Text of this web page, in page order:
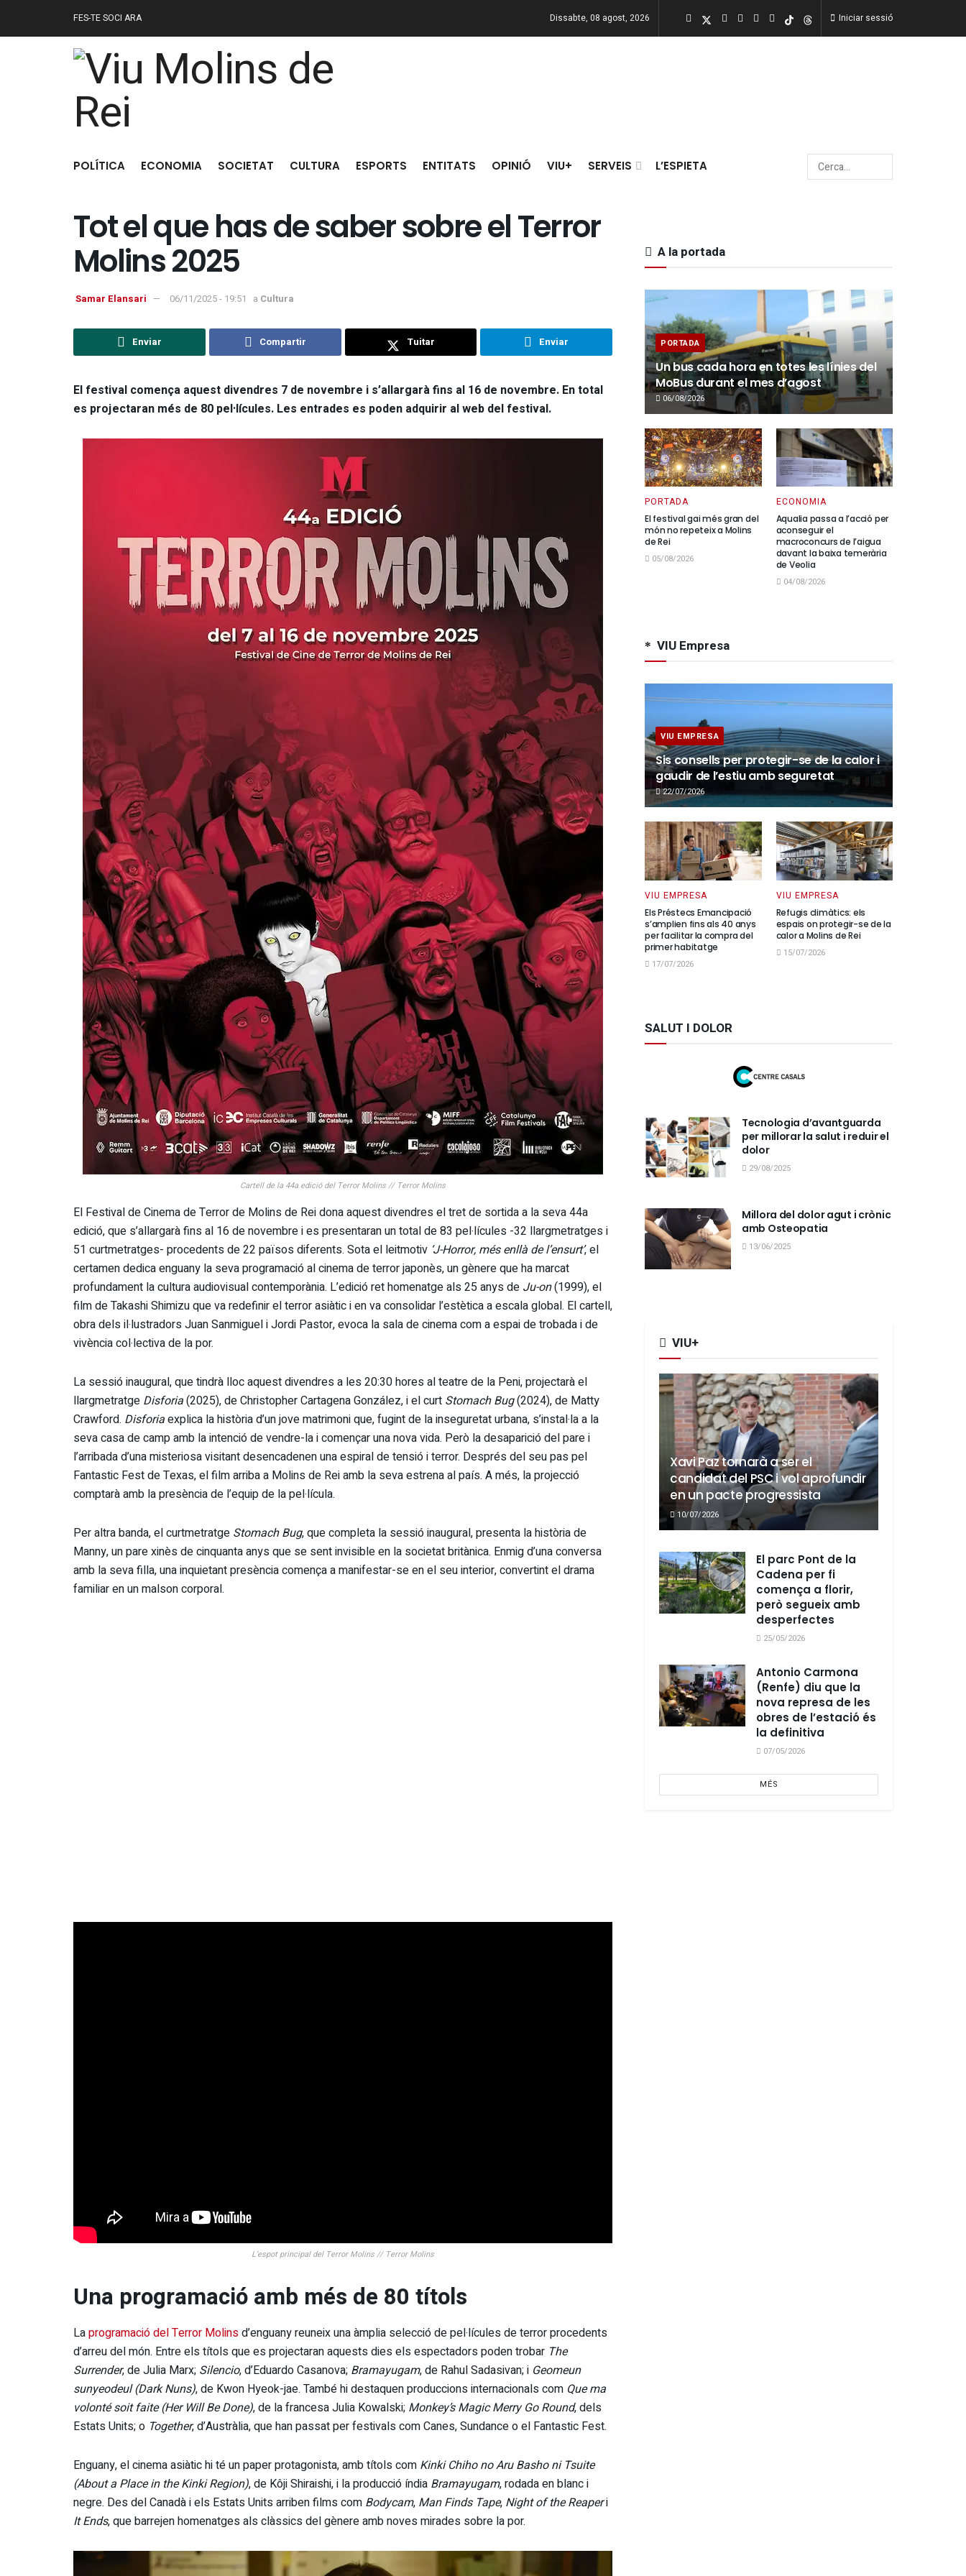
FES-TE SOCI ARA Dissabte, 08 agost, 2026 Iniciar sessió
POLÍTICA ECONOMIA SOCIETAT CULTURA ESPORTS ENTITATS OPINIÓ VIU+ SERVEIS L’ESPIETA
Tot el que has de saber sobre el Terror
Molins 2025
Samar Elansari 06/11/2025 - 19:51 a Cultura
Enviar Compartir Tuitar Enviar
El festival comença aquest divendres 7 de novembre i s’allargarà fins al 16 de novembre. En total
es projectaran més de 80 pel·lícules. Les entrades es poden adquirir al web del festival.
Cartell de la 44a edició del Terror Molins // Terror Molins
El Festival de Cinema de Terror de Molins de Rei dona aquest divendres el tret de sortida a la seva 44a
edició, que s’allargarà fins al 16 de novembre i es presentaran un total de 83 pel·lícules -32 llargmetratges i
51 curtmetratges- procedents de 22 països diferents. Sota el leitmotiv ‘J-Horror, més enllà de l’ensurt’, el
certamen dedica enguany la seva programació al cinema de terror japonès, un gènere que ha marcat
profundament la cultura audiovisual contemporània. L’edició ret homenatge als 25 anys de Ju-on(1999), el
film de Takashi Shimizu que va redefinir el terror asiàtic i en va consolidar l’estètica a escala global. El cartell,
obra dels il·lustradors Juan Sanmiguel i Jordi Pastor, evoca la sala de cinema com a espai de trobada i de
vivència col·lectiva de la por.
La sessió inaugural, que tindrà lloc aquest divendres a les 20:30 hores al teatre de la Peni, projectarà el
llargmetratge Disforia(2025), de Christopher Cartagena González, i el curt Stomach Bug(2024), de Matty
Crawford. Disforiaexplica la història d’un jove matrimoni que, fugint de la inseguretat urbana, s’instal·la a la
seva casa de camp amb la intenció de vendre-la i començar una nova vida. Però la desaparició del pare i
l’arribada d’una misteriosa visitant desencadenen una espiral de tensió i terror. Després del seu pas pel
Fantastic Fest de Texas, el film arriba a Molins de Rei amb la seva estrena al país. A més, la projecció
comptarà amb la presència de l’equip de la pel·lícula.
Per altra banda, el curtmetratge Stomach Bug, que completa la sessió inaugural, presenta la història de
Manny, un pare xinès de cinquanta anys que se sent invisible en la societat britànica. Enmig d’una conversa
amb la seva filla, una inquietant presència comença a manifestar-se en el seu interior, convertint el drama
familiar en un malson corporal.
L’espot principal del Terror Molins // Terror Molins
Una programació amb més de 80 títols
Laprogramació del Terror Molinsd’enguany reuneix una àmplia selecció de pel·lícules de terror procedents
d’arreu del món. Entre els títols que es projectaran aquests dies els espectadors poden trobar The
Surrender, de Julia Marx; Silencio, d’Eduardo Casanova; Bramayugam, de Rahul Sadasivan; i Geomeun
sunyeodeul (Dark Nuns), de Kwon Hyeok-jae. També hi destaquen produccions internacionals com Que ma
volonté soit faite (Her Will Be Done), de la francesa Julia Kowalski; Monkey’s Magic Merry Go Round, dels
Estats Units; o Together, d’Austràlia, que han passat per festivals com Canes, Sundance o el Fantastic Fest.
Enguany, el cinema asiàtic hi té un paper protagonista, amb títols com Kinki Chiho no Aru Basho ni Tsuite
(About a Place in the Kinki Region), de Kôji Shiraishi, i la producció índia Bramayugam, rodada en blanc i
negre. Des del Canadà i els Estats Units arriben films com Bodycam, Man Finds Tape, Night of the Reaperi
It Ends, que barrejen homenatges als clàssics del gènere amb noves mirades sobre la por.
A la portada
PORTADA
Un bus cada hora en totes les línies del
MoBus durant el mes d’agost
06/08/2026
PORTADA
El festival gai més gran del
món no repeteix a Molins
de Rei
05/08/2026
ECONOMIA
Aqualia passa a l’acció per
aconseguir el
macroconcurs de l’aigua
davant la baixa temerària
de Veolia
04/08/2026
VIU Empresa
VIU EMPRESA
Sis consells per protegir-se de la calor i
gaudir de l’estiu amb seguretat
22/07/2026
VIU EMPRESA
Els Préstecs Emancipació
s’amplien fins als 40 anys
per facilitar la compra del
primer habitatge
17/07/2026
VIU EMPRESA
Refugis climàtics: els
espais on protegir-se de la
calor a Molins de Rei
15/07/2026
SALUT I DOLOR
Tecnologia d’avantguarda
per millorar la salut i reduir el
dolor
29/08/2025
Millora del dolor agut i crònic
amb Osteopatia
13/06/2025
VIU+
Xavi Paz tornarà a ser el
candidat del PSC i vol aprofundir
en un pacte progressista
10/07/2026
El parc Pont de la
Cadena per fi
comença a florir,
però segueix amb
desperfectes
25/05/2026
Antonio Carmona
(Renfe) diu que la
nova represa de les
obres de l’estació és
la definitiva
07/05/2026
MÉS